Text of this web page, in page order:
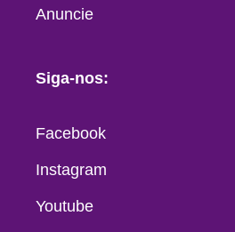
Anuncie
Siga-nos:
Facebook
Instagram
Youtube